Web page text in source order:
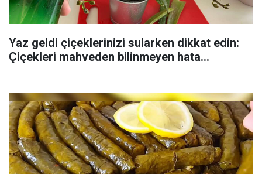
Yaz geldi çiçeklerinizi sularken dikkat edin:
Çiçekleri mahveden bilinmeyen hata...